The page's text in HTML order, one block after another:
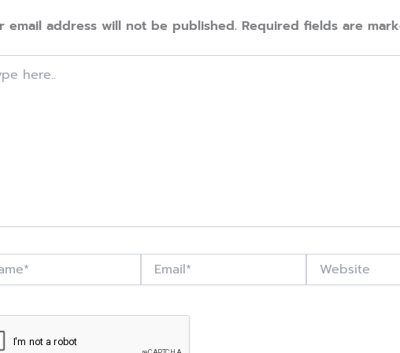
email address will not be published. Required fields are
Website